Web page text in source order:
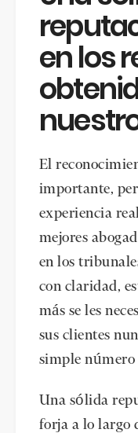
en los
El
importante,
experiencia
mejores
en los
con claridad,
más se les
sus clientes
simple número
Una sólida
forja a lo largo